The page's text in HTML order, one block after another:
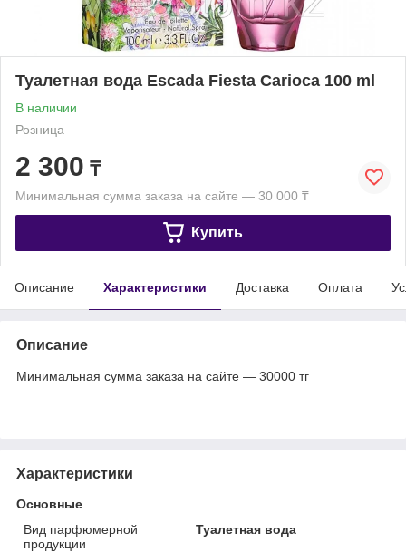
Туалетная вода Escada Fiesta Carioca 100 ml
В наличии
Розница
2 300 ₸
Минимальная сумма заказа на сайте — 30 000 ₸
Купить
Описание Характеристики Доставка Оплата
Описание
Минимальная сумма заказа на сайте — 30000 тг
Характеристики
Основные
Вид парфюмерной
продукции
Туалетная вода